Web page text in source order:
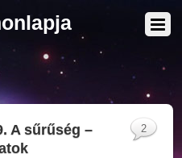
A sűrűség –
2